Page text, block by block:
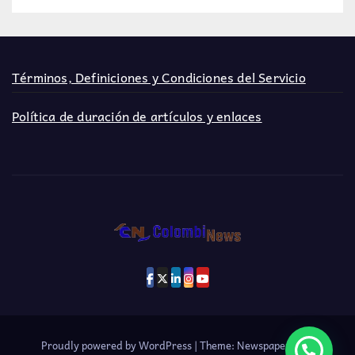
Términos, Definiciones y Condiciones del Servicio
Política de duración de artículos y enlaces
Proudly powered by WordPress|Theme: Newspaperex by